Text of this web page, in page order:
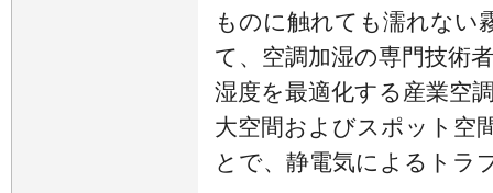
ものに触れても濡れない
て、空調加湿の専門技術
湿度を最適化する産業空
大空間およびスポット空
とで、静電気によるトラ